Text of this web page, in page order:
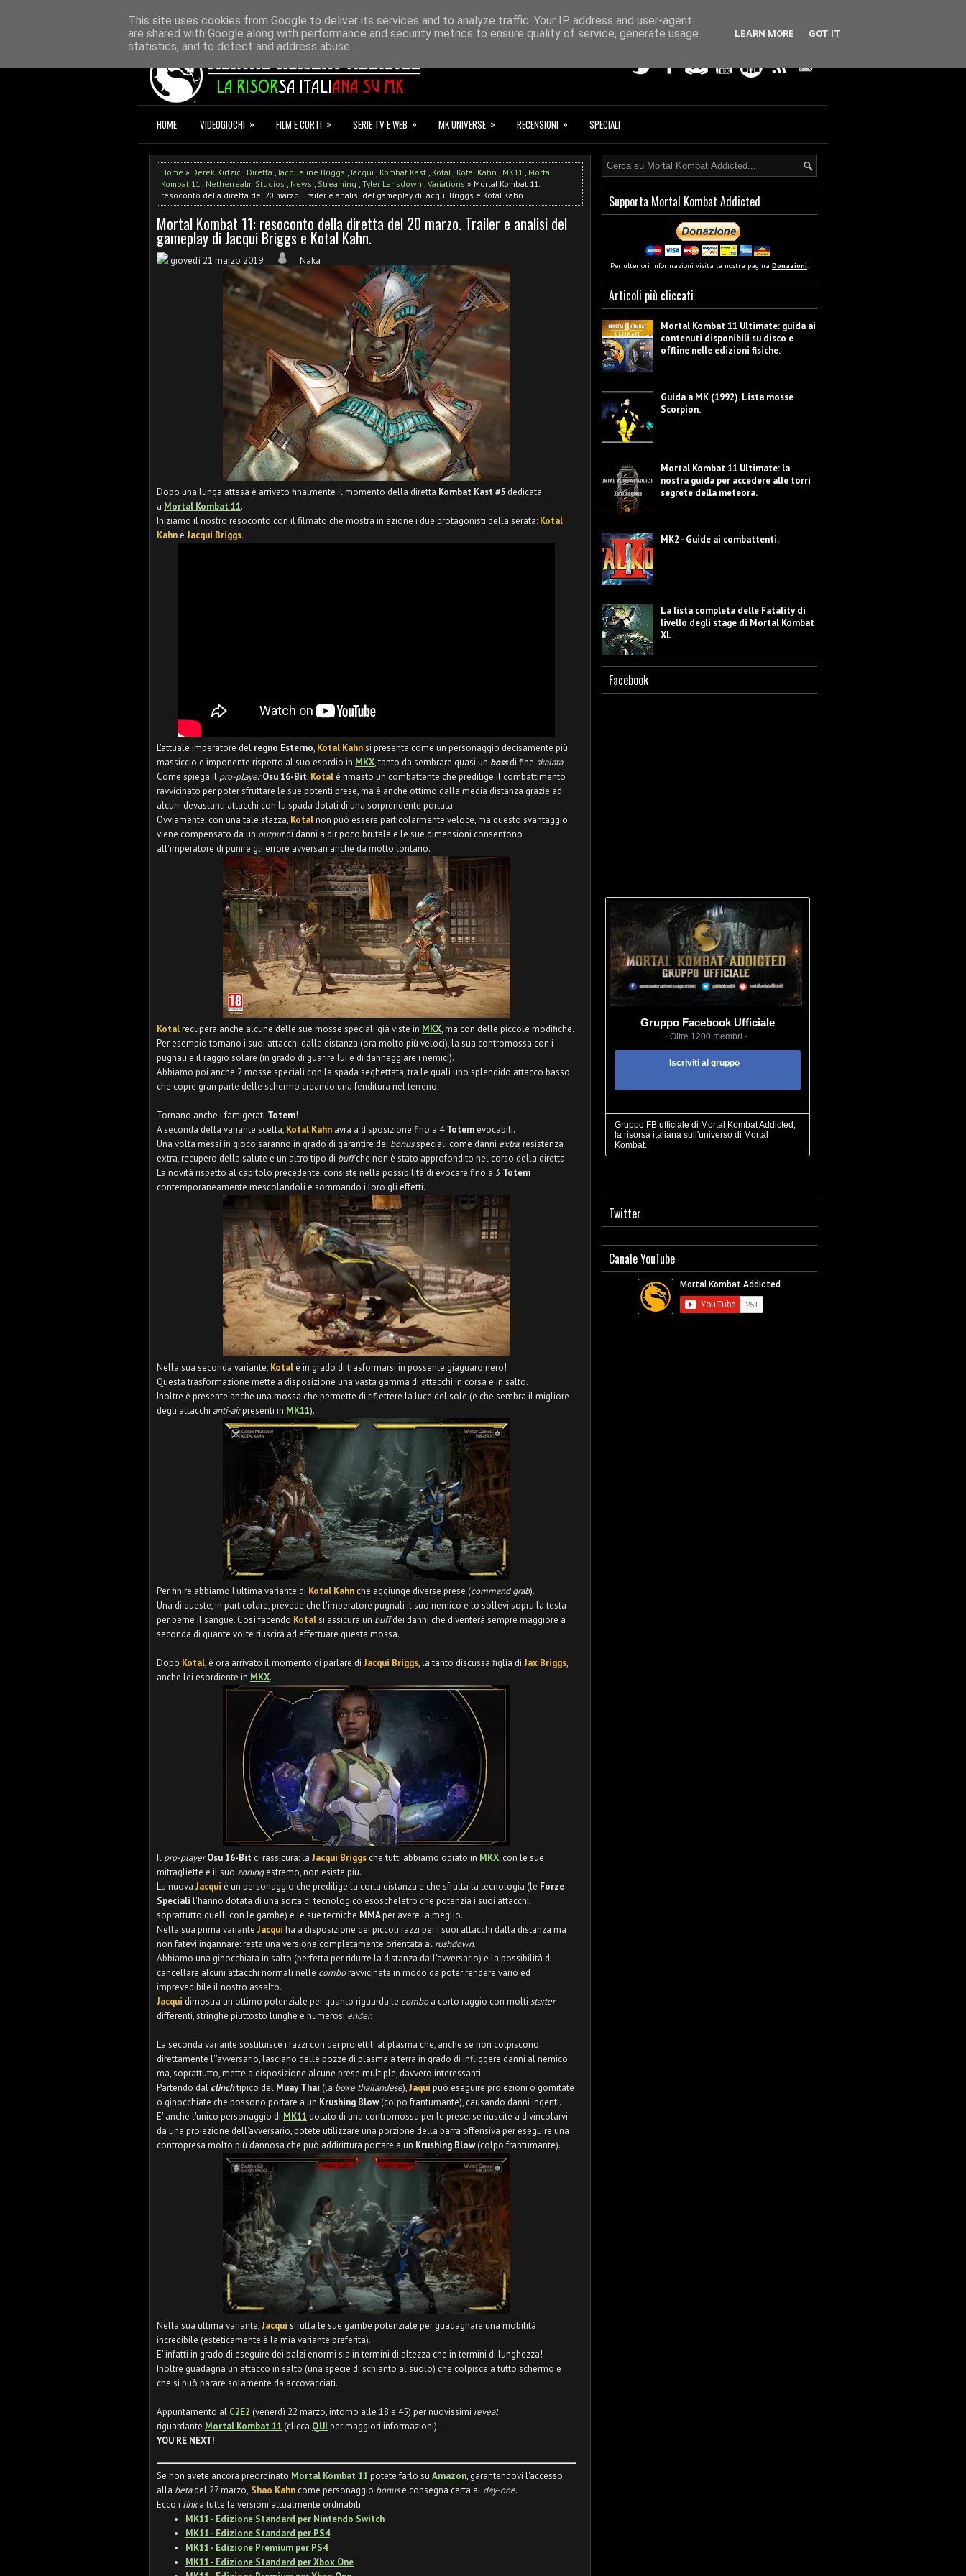
HOME REDAZIONE CONTATTI DONAZIONI F.A.Q.
HOME VIDEOGIOCHI » FILM E CORTI » SERIE TV E WEB » MK UNIVERSE » RECENSIONI » SPECIALI
Home » Derek Kirtzic , Diretta ,Jacqueline Briggs ,Jacqui , Kombat Kast , Kotal, Kotal Kahn , MK11 , Mortal
Kombat 11 , Netherrealm Studios , News , Streaming , Tyler Lansdown , Variations » Mortal Kombat 11:
resoconto della diretta del 20 marzo. Trailer e analisi del gameplay di Jacqui Briggs e Kotal Kahn.
Mortal Kombat 11: resoconto della diretta del 20 marzo. Trailer e analisi del
gameplay di Jacqui Briggs e Kotal Kahn.
giovedì 21 marzo 2019 Naka
Dopo una lunga attesa è arrivato finalmente il momento della diretta Kombat Kast #5 dedicata
a Mortal Kombat 11.
Iniziamo il nostro resoconto con il filmato che mostra in azione i due protagonisti della serata: Kotal
Kahn e Jacqui Briggs.
L'attuale imperatore del regno Esterno, Kotal Kahnsi presenta come un personaggio decisamente più
massiccio e imponente rispetto al suo esordio in MKX, tanto da sembrare quasi un bossdi fine skalata.
Come spiega il pro-playerOsu 16-Bit, Kotal è rimasto un combattente che predilige il combattimento
ravvicinato per poter sfruttare le sue potenti prese, ma è anche ottimo dalla media distanza grazie ad
alcuni devastanti attacchi con la spada dotati di una sorprendente portata.
Ovviamente, con una tale stazza, Kotalnon può essere particolarmente veloce, ma questo svantaggio
viene compensato da un outputdi danni a dir poco brutale e le sue dimensioni consentono
all'imperatore di punire gli errore avversari anche da molto lontano.
Kotalrecupera anche alcune delle sue mosse speciali già viste in MKX, ma con delle piccole modifiche.
Per esempio tornano i suoi attacchi dalla distanza (ora molto più veloci), la sua contromossa con i
pugnali e il raggio solare (in grado di guarire lui e di danneggiare i nemici).
Abbiamo poi anche 2 mosse speciali con la spada seghettata, tra le quali uno splendido attacco basso
che copre gran parte delle schermo creando una fenditura nel terreno.
Tornano anche i famigerati Totem!
A seconda della variante scelta, Kotal Kahn avrà a disposizione fino a 4Totem evocabili.
Una volta messi in gioco saranno in grado di garantire dei bonusspeciali come danni extra, resistenza
extra, recupero della salute e un altro tipo di buffche non è stato approfondito nel corso della diretta.
La novità rispetto al capitolo precedente, consiste nella possibilità di evocare fino a 3 Totem
contemporaneamente mescolandoli e sommando i loro gli effetti.
Nella sua seconda variante, Kotal è in grado di trasformarsi in possente giaguaro nero!
Questa trasformazione mette a disposizione una vasta gamma di attacchi in corsa e in salto.
Inoltre è presente anche una mossa che permette di riflettere la luce del sole (e che sembra il migliore
degli attacchi anti-airpresenti in MK11).
Per finire abbiamo l'ultima variante di Kotal Kahn che aggiunge diverse prese (command grab).
Una di queste, in particolare, prevede che l'imperatore pugnali il suo nemico e lo sollevi sopra la testa
per berne il sangue. Così facendo Kotalsi assicura un buffdei danni che diventerà sempre maggiore a
seconda di quante volte riuscirà ad effettuare questa mossa.
Dopo Kotal, è ora arrivato il momento di parlare di Jacqui Briggs, la tanto discussa figlia di Jax Briggs,
anche lei esordiente in MKX.
Il pro-playerOsu 16-Bit ci rassicura: la Jacqui Briggs che tutti abbiamo odiato in MKX, con le sue
mitragliette e il suo zoningestremo, non esiste più.
La nuova Jacqui è un personaggio che predilige la corta distanza e che sfrutta la tecnologia (le Forze
Speciali l'hanno dotata di una sorta di tecnologico esoscheletro che potenzia i suoi attacchi,
soprattutto quelli con le gambe) e le sue tecniche MMAper avere la meglio.
Nella sua prima variante Jacqui ha a disposizione dei piccoli razzi per i suoi attacchi dalla distanza ma
non fatevi ingannare: resta una versione completamente orientata al rushdown.
Abbiamo una ginocchiata in salto (perfetta per ridurre la distanza dall'avversario) e la possibilità di
cancellare alcuni attacchi normali nelle comboravvicinate in modo da poter rendere vario ed
imprevedibile il nostro assalto.
Jacqui dimostra un ottimo potenziale per quanto riguarda le comboa corto raggio con molti starter
differenti, stringhe piuttosto lunghe e numerosi ender.
La seconda variante sostituisce i razzi con dei proiettili al plasma che, anche se non colpiscono
direttamente l''avversario, lasciano delle pozze di plasma a terra in grado di infliggere danni al nemico
ma, soprattutto, mette a disposizione alcune prese multiple, davvero interessanti.
Partendo dal clinchtipico del Muay Thai (la boxe thailandese),Jaqui può eseguire proiezioni o gomitate
o ginocchiate che possono portare a un Krushing Blow(colpo frantumante), causando danni ingenti.
E' anche l'unico personaggio di MK11 dotato di una contromossa per le prese: se riuscite a divincolarvi
da una proiezione dell'avversario, potete utilizzare una porzione della barra offensiva per eseguire una
contropresa molto più dannosa che può addirittura portare a un Krushing Blow(colpo frantumante).
Nella sua ultima variante,Jacqui sfrutta le sue gambe potenziate per guadagnare una mobilità
incredibile (esteticamente è la mia variante preferita).
E' infatti in grado di eseguire dei balzi enormi sia in termini di altezza che in termini di lunghezza!
Inoltre guadagna un attacco in salto (una specie di schianto al suolo) che colpisce a tutto schermo e
che si può parare solamente da accovacciati.
Appuntamento al C2E2 (venerdì 22 marzo, intorno alle 18 e 45) per nuovissimi reveal
riguardante Mortal Kombat 11 (clicca QUI per maggiori informazioni).
YOU'RE NEXT!
Se non avete ancora preordinato Mortal Kombat 11 potete farlo su Amazon, garantendovi l'accesso
alla betadel 27 marzo, Shao Kahn come personaggio bonuse consegna certa al day-one.
Ecco i linka tutte le versioni attualmente ordinabili:
MK11 - Edizione Standard per Nintendo Switch
MK11 - Edizione Standard per PS4
MK11 - Edizione Premium per PS4
MK11 - Edizione Standard per Xbox One
Supporta Mortal Kombat Addicted
Per ulteriori informazioni visita la nostra pagina Donazioni.
Articoli più cliccati
Mortal Kombat 11 Ultimate: guida ai
contenuti disponibili su disco e
offline nelle edizioni fisiche.
Guida a MK (1992). Lista mosse
Scorpion.
Mortal Kombat 11 Ultimate: la
nostra guida per accedere alle torri
segrete della meteora.
MK2 - Guide ai combattenti.
La lista completa delle Fatality di
livello degli stage di Mortal Kombat
XL.
caratterizzazione.
Facebook
Gruppo Facebook Ufficiale
· Oltre 1200 membri ·
Iscriviti al gruppo
Gruppo FB ufficiale di Mortal Kombat Addicted,
la risorsa italiana sull'universo di Mortal
Kombat.
Twitter
Canale YouTube
This site uses cookies from Google to deliver its services and to analyze traffic. Your IP address and user-agent
are shared with Google along with performance and security metrics to ensure quality of service, generate usage
statistics, and to detect and address abuse.
LEARN MORE GOT IT